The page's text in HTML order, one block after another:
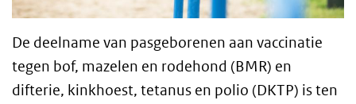
De deelname van pasgeborenen aan vaccinatie
tegen bof, mazelen en rodehond (BMR) en
difterie, kinkhoest, tetanus en polio (DKTP) is ten